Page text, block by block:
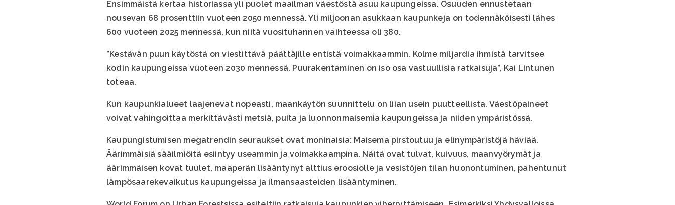
Ensimmäistä kertaa historiassa yli puolet maailman väestöstä asuu kaupungeissa. Osuuden ennustetaan
nousevan 68 prosenttiin vuoteen 2050 mennessä. Yli miljoonan asukkaan kaupunkeja on todennäköisesti lähes
600 vuoteen 2025 mennessä, kun niitä vuosituhannen vaihteessa oli 380.
”Kestävän puun käytöstä on viestittävä päättäjille entistä voimakkaammin. Kolme miljardia ihmistä tarvitsee
kodin kaupungeissa vuoteen 2030 mennessä. Puurakentaminen on iso osa vastuullisia ratkaisuja”, Kai Lintunen
toteaa.
Kun kaupunkialueet laajenevat nopeasti, maankäytön suunnittelu on liian usein puutteellista. Väestöpaineet
voivat vahingoittaa merkittävästi metsiä, puita ja luonnonmaisemia kaupungeissa ja niiden ympäristössä.
Kaupungistumisen megatrendin seuraukset ovat moninaisia: Maisema pirstoutuu ja elinympäristöjä häviää.
Äärimmäisiä sääilmiöitä esiintyy useammin ja voimakkaampina. Näitä ovat tulvat, kuivuus, maanvyörymät ja
äärimmäisen kovat tuulet, maaperän lisääntynyt alttius eroosiolle ja vesistöjen tilan huonontuminen, pahentunut
lämpösaarekevaikutus kaupungeissa ja ilmansaasteiden lisääntyminen.